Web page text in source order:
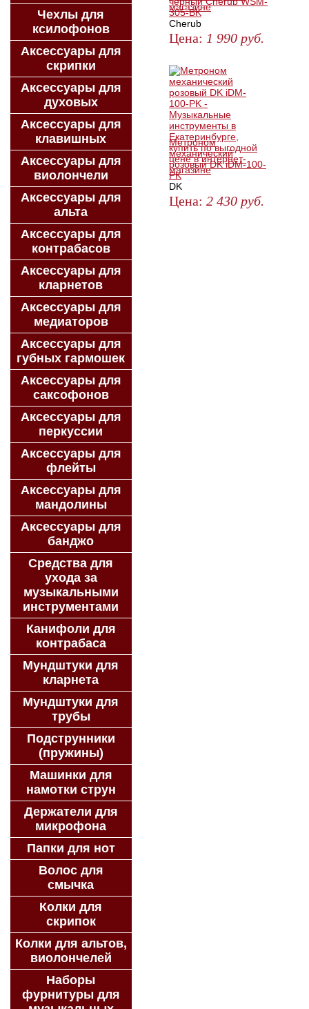
305-BK
Cherub
Цена: 1 990 руб.
Метроном
механический
розовый DK iDM-100-
PK
DK
Цена: 2 430 руб.
Чехлы для
ксилофонов
Аксессуары для
скрипки
Аксессуары для
духовых
Аксессуары для
клавишных
Аксессуары для
виолончели
Аксессуары для
альта
Аксессуары для
контрабасов
Аксессуары для
кларнетов
Аксессуары для
медиаторов
Аксессуары для
губных гармошек
Аксессуары для
саксофонов
Аксессуары для
перкуссии
Аксессуары для
флейты
Аксессуары для
мандолины
Аксессуары для
банджо
Средства для
ухода за
музыкальными
инструментами
Канифоли для
контрабаса
Мундштуки для
кларнета
Мундштуки для
трубы
Подструнники
(пружины)
Машинки для
намотки струн
Держатели для
микрофона
Папки для нот
Волос для
смычка
Колки для
скрипок
Колки для альтов,
виолончелей
Наборы
фурнитуры для